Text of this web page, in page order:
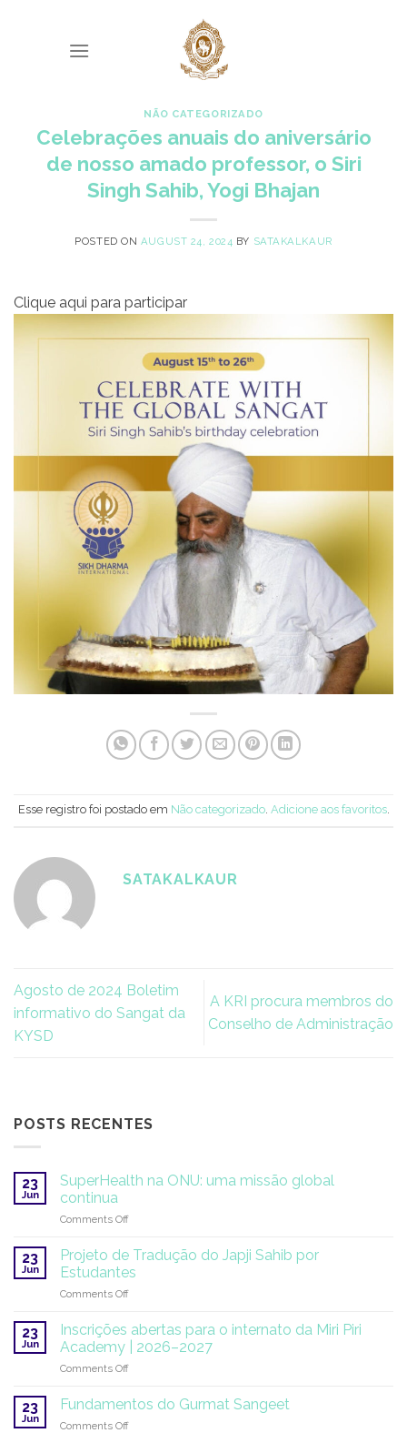
NÃO CATEGORIZADO
Celebrações anuais do aniversário
de nosso amado professor, o Siri
Singh Sahib, Yogi Bhajan
POSTED ON AUGUST 24, 2024 BY SATAKALKAUR
Clique aqui para participar
Esse registro foi postado em Não categorizado. Adicione aos favoritos.
SATAKALKAUR
Agosto de 2024 Boletim
informativo do Sangat da
KYSD
A KRI procura membros do
Conselho de Administração
POSTS RECENTES
23
Jun
SuperHealth na ONU: uma missão global
continua
Comments Offon
na
ONU:
uma
missão
continua
23
Jun
Projeto de Tradução do Japji Sahib por
Estudantes
Comments Offon
Tradução
do
Japji
por
23
Jun
Inscrições abertas para o internato da Miri Piri
Academy | 2026–2027
Comments Offon
abertas
para
23
Jun
Fundamentos do Gurmat Sangeet
Comments Offon